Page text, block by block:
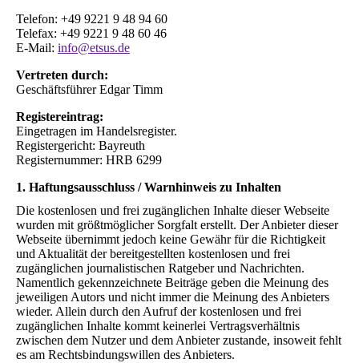
Telefon: +49 9221 9 48 94 60
Telefax: +49 9221 9 48 60 46
E-Mail: info@etsus.de
Vertreten durch:
Geschäftsführer Edgar Timm
Registereintrag:
Eingetragen im Handelsregister.
Registergericht: Bayreuth
Registernummer: HRB 6299
1. Haftungsausschluss / Warnhinweis zu Inhalten
Die kostenlosen und frei zugänglichen Inhalte dieser Webseite
wurden mit größtmöglicher Sorgfalt erstellt. Der Anbieter dieser
Webseite übernimmt jedoch keine Gewähr für die Richtigkeit
und Aktualität der bereitgestellten kostenlosen und frei
zugänglichen journalistischen Ratgeber und Nachrichten.
Namentlich gekennzeichnete Beiträge geben die Meinung des
jeweiligen Autors und nicht immer die Meinung des Anbieters
wieder. Allein durch den Aufruf der kostenlosen und frei
zugänglichen Inhalte kommt keinerlei Vertragsverhältnis
zwischen dem Nutzer und dem Anbieter zustande, insoweit fehlt
es am Rechtsbindungswillen des Anbieters.